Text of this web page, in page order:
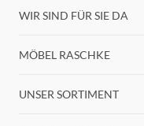
WIR SIND FÜR SIE DA
MÖBEL RASCHKE
UNSER SORTIMENT